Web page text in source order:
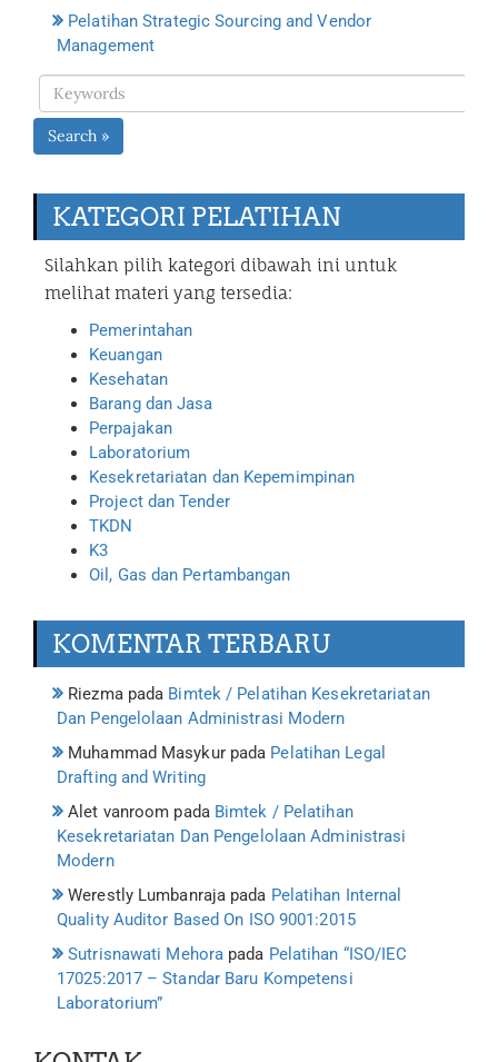
Pelatihan Strategic Sourcing and Vendor
Management
Search »
KATEGORI PELATIHAN
Silahkan pilih kategori dibawah ini untuk
melihat materi yang tersedia:
Pemerintahan
Keuangan
Kesehatan
Barang dan Jasa
Perpajakan
Laboratorium
Kesekretariatan dan Kepemimpinan
Project dan Tender
TKDN
K3
Oil, Gas dan Pertambangan
KOMENTAR TERBARU
Riezmapada Bimtek / Pelatihan Kesekretariatan
Dan Pengelolaan Administrasi Modern
Muhammad Masykurpada Pelatihan Legal
Drafting and Writing
Alet vanroom pada Bimtek / Pelatihan
Kesekretariatan Dan Pengelolaan Administrasi
Modern
Werestly Lumbanraja pada Pelatihan Internal
Quality Auditor Based On ISO 9001:2015
Sutrisnawati Mehora pada Pelatihan “ISO/IEC
17025:2017 – Standar Baru Kompetensi
Laboratorium”